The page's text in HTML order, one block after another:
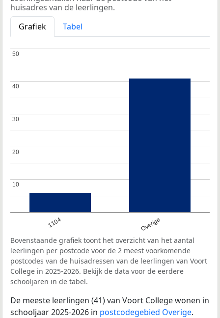
huisadres van de leerlingen.
Grafiek
Tabel
1104 Overige
10
10
20
20
30
30
40
40
50
50
Bovenstaande grafiek toont het overzicht van het aantal
leerlingen per postcode voor de 2 meest voorkomende
postcodes van de huisadressen van de leerlingen van Voort
College in 2025-2026. Bekijk de data voor de eerdere
schooljaren in de tabel.
De meeste leerlingen (41) van Voort College wonen in
schooljaar 2025-2026 in postcodegebied Overige.